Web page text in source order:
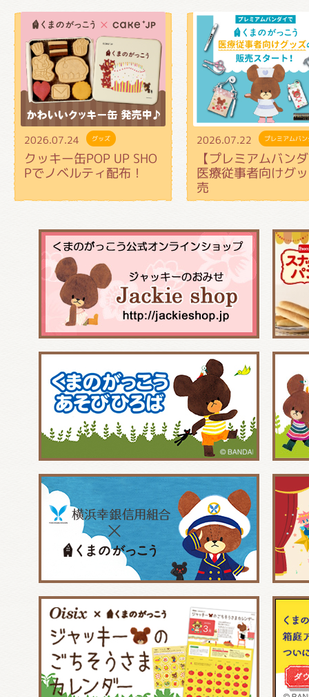
2026.07.24 グッズ
クッキー缶POP UP SHO
Pでノベルティ配布！
2026.07.22 プレミアムバ
【プレミアムバン
医療従事者向けグ
売